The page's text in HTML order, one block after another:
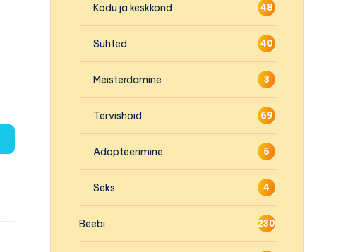
Kodu ja keskkond 48
Suhted 40
Meisterdamine 3
Tervishoid 69
Adopteerimine 5
Seks 4
Beebi 230